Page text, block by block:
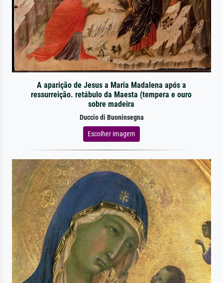
A aparição de Jesus a Maria Madalena após a
ressurreição. retábulo da Maesta (tempera e ouro
sobre madeira
Duccio di Buoninsegna
Escolher imagem